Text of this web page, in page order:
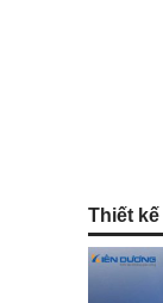
Thiết